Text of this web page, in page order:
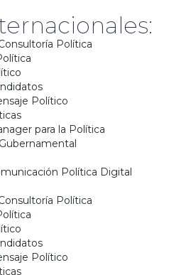
Política
Político
para la Política
Política Digital
Política
Político